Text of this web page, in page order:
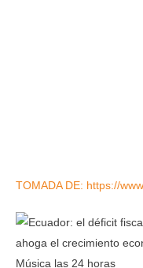
TOMADA DE: https://